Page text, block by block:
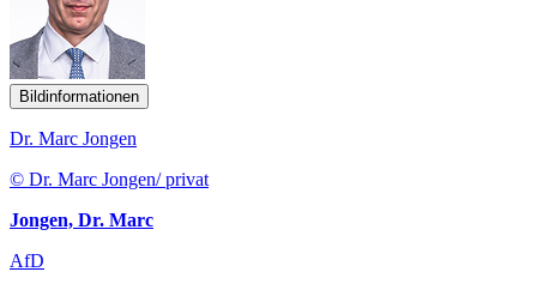
Bildinformationen
Dr. Marc Jongen
© Dr. Marc Jongen/ privat
Jongen, Dr. Marc
AfD